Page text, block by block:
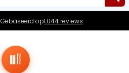
Gebaseerd op1.044 reviews